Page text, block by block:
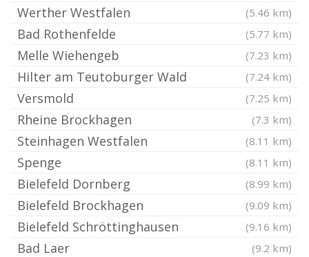
Werther Westfalen (5.46 km)
Bad Rothenfelde (5.77 km)
Melle Wiehengeb (7.23 km)
Hilter am Teutoburger Wald (7.24 km)
Versmold (7.25 km)
Rheine Brockhagen (7.3 km)
Steinhagen Westfalen (8.11 km)
Spenge (8.11 km)
Bielefeld Dornberg (8.99 km)
Bielefeld Brockhagen (9.09 km)
Bielefeld Schröttinghausen (9.16 km)
Bad Laer (9.2 km)